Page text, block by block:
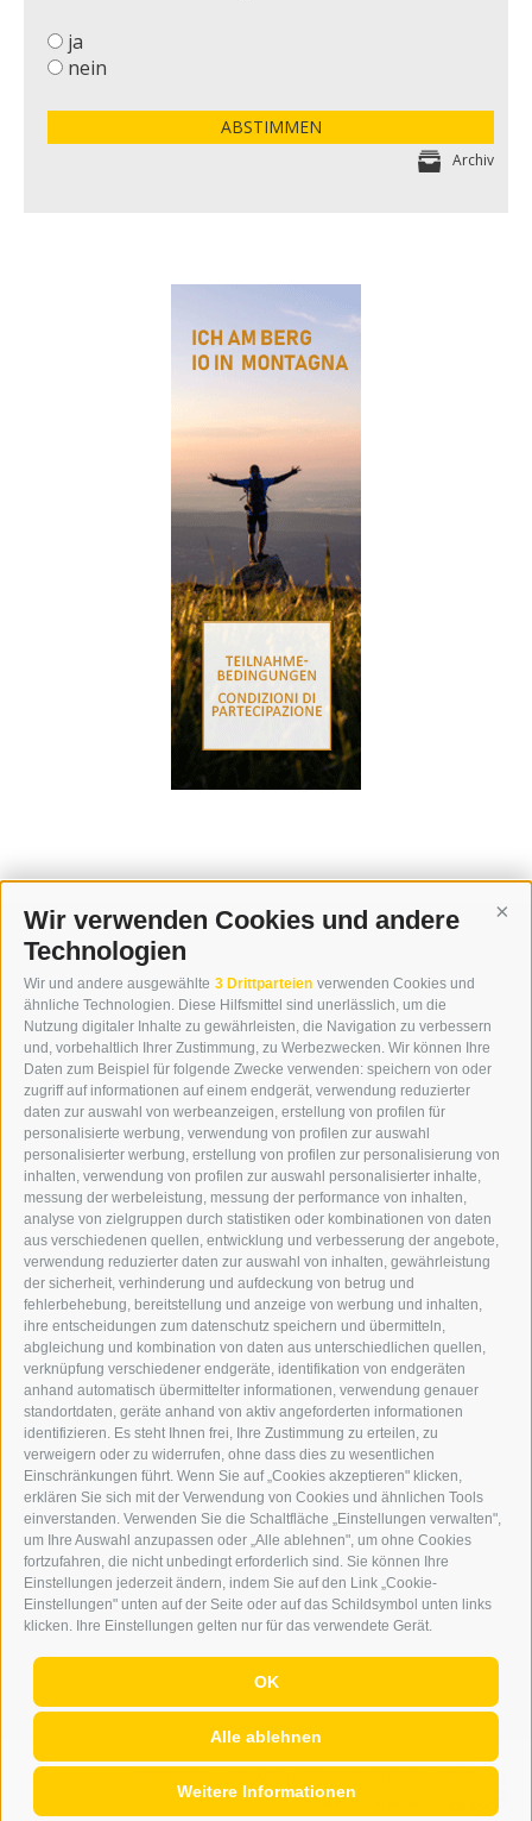
Wir verwenden Cookies und andere
Technologien
Wir und andere ausgewählte 3 Drittparteien verwenden Cookies und
ähnliche Technologien. Diese Hilfsmittel sind unerlässlich, um die
Nutzung digitaler Inhalte zu gewährleisten, die Navigation zu verbessern
und, vorbehaltlich Ihrer Zustimmung, zu Werbezwecken. Wir können Ihre
Daten zum Beispiel für folgende Zwecke verwenden: speichern von oder
zugriff auf informationen auf einem endgerät, verwendung reduzierter
daten zur auswahl von werbeanzeigen, erstellung von profilen für
personalisierte werbung, verwendung von profilen zur auswahl
personalisierter werbung, erstellung von profilen zur personalisierung von
inhalten, verwendung von profilen zur auswahl personalisierter inhalte,
messung der werbeleistung, messung der performance von inhalten,
analyse von zielgruppen durch statistiken oder kombinationen von daten
aus verschiedenen quellen, entwicklung und verbesserung der angebote,
verwendung reduzierter daten zur auswahl von inhalten, gewährleistung
der sicherheit, verhinderung und aufdeckung von betrug und
fehlerbehebung, bereitstellung und anzeige von werbung und inhalten,
ihre entscheidungen zum datenschutz speichern und übermitteln,
abgleichung und kombination von daten aus unterschiedlichen quellen,
verknüpfung verschiedener endgeräte, identifikation von endgeräten
anhand automatisch übermittelter informationen, verwendung genauer
standortdaten, geräte anhand von aktiv angeforderten informationen
identifizieren. Es steht Ihnen frei, Ihre Zustimmung zu erteilen, zu
verweigern oder zu widerrufen, ohne dass dies zu wesentlichen
Einschränkungen führt. Wenn Sie auf „Cookies akzeptieren" klicken,
erklären Sie sich mit der Verwendung von Cookies und ähnlichen Tools
einverstanden. Verwenden Sie die Schaltfläche „Einstellungen verwalten",
um Ihre Auswahl anzupassen oder „Alle ablehnen", um ohne Cookies
fortzufahren, die nicht unbedingt erforderlich sind. Sie können Ihre
Einstellungen jederzeit ändern, indem Sie auf den Link „Cookie-
Einstellungen" unten auf der Seite oder auf das Schildsymbol unten links
klicken. Ihre Einstellungen gelten nur für das verwendete Gerät.
OK
Alle ablehnen
Weitere Informationen
ja
nein
ABSTIMMEN
Archiv
KONTAKT
WIPP-MEDIA GMBH
DER ERKER
NEUSTADT 20A
I-39049 STERZING
TEL.: +39 0472 766876
GRAFIK@DERERKER.IT
INFO@DERERKER.IT
BARBARA.FONTANA@DERERKER.IT
DER ERKER
WERBEN IM ERKER
ONLINE-WERBUNG
SEPA-DAUERAUFTRAG
REGELN LESERKOMMENTARE
ONLINE VOTING
SERVICE
VERANSTALTUNGSKALENDER
KLEINANZEIGER
NÜTZLICHE LINKS
WETTER
WEBCAM
VIDEOS
TRAUER
|
Cookie Präferenzen